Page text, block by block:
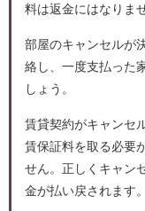
料は返金にはなりま
部屋のキャンセルが
絡し、一度支払った
しょう。
賃貸契約がキャンセ
賃保証料を取る必要
せん。正しくキャン
金が払い戻されます。